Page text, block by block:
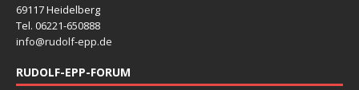
69117 Heidelberg
Tel. 06221-650888
info@rudolf-epp.de
RUDOLF-EPP-FORUM